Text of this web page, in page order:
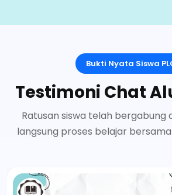
Bukti Nyata Siswa
Testimoni Chat
Ratusan siswa telah bergabung
langsung proses belajar bersama